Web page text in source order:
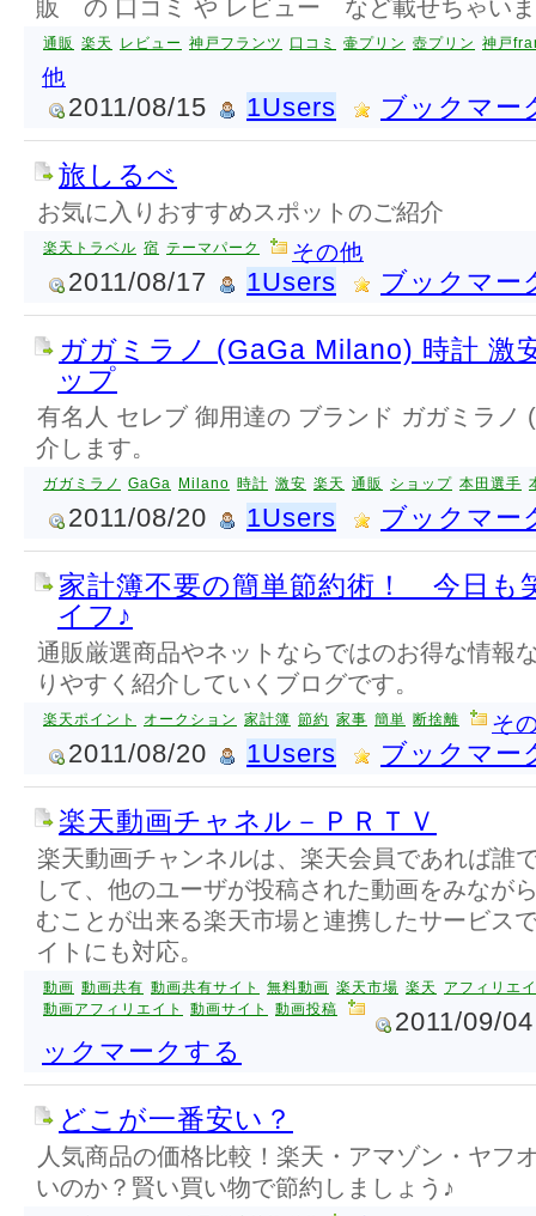
販 の 口コミ や レビュー など載せちゃい
通販 楽天 レビュー 神戸フランツ 口コミ 壷プリン 壺プリン 神戸
他
2011/08/15 1Users ブックマー
旅しるべ
お気に入りおすすめスポットのご紹介
楽天トラベル 宿 テーマパーク その他
2011/08/17 1Users ブックマー
ガガミラノ (GaGa Milano) 時計 激
ップ
有名人 セレブ 御用達の ブランド ガガミラノ
介します。
ガガミラノ GaGa Milano 時計 激安 楽天 通販 ショップ 本田選手
2011/08/20 1Users ブックマー
家計簿不要の簡単節約術！ 今日も
イフ♪
通販厳選商品やネットならではのお得な情報
りやすく紹介していくブログです。
楽天ポイント オークション 家計簿 節約 家事 簡単 断捨離 そ
2011/08/20 1Users ブックマー
楽天動画チャネル－ＰＲＴＶ
楽天動画チャンネルは、楽天会員であれば誰
して、他のユーザが投稿された動画をみなが
むことが出来る楽天市場と連携したサービス
イトにも対応。
動画 動画共有 動画共有サイト 無料動画 楽天市場 楽天
アフィリエ
動画アフィリエイト
動画サイト 動画投稿
2011/09/04
ックマークする
どこが一番安い？
人気商品の価格比較！楽天・アマゾン・ヤフ
いのか？賢い買い物で節約しましょう♪